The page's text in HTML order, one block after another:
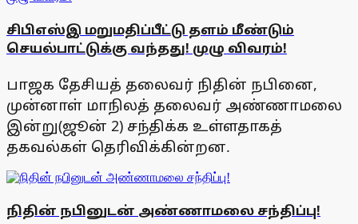
சிபிஎஸ்இ மறுமதிப்பீட்டு தளம் மீண்டும்
செயல்பாட்டுக்கு வந்தது! முழு விவரம்!
பாஜக தேசியத் தலைவர் நிதின் நபினை,
முன்னாள் மாநிலத் தலைவர் அண்ணாமலை
இன்று(ஜூன் 2) சந்திக்க உள்ளதாகத்
தகவல்கள் தெரிவிக்கின்றன.
நிதின் நபினுடன் அண்ணாமலை சந்திப்பு!